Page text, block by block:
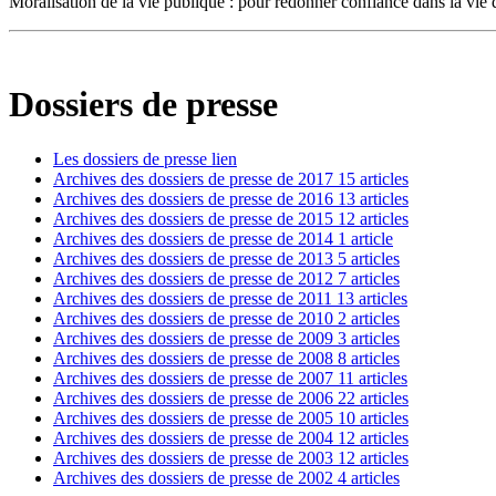
Dossiers de presse
Les dossiers de presse lien
Archives des dossiers de presse de 2017 15 articles
Archives des dossiers de presse de 2016 13 articles
Archives des dossiers de presse de 2015 12 articles
Archives des dossiers de presse de 2014 1 article
Archives des dossiers de presse de 2013 5 articles
Archives des dossiers de presse de 2012 7 articles
Archives des dossiers de presse de 2011 13 articles
Archives des dossiers de presse de 2010 2 articles
Archives des dossiers de presse de 2009 3 articles
Archives des dossiers de presse de 2008 8 articles
Archives des dossiers de presse de 2007 11 articles
Archives des dossiers de presse de 2006 22 articles
Archives des dossiers de presse de 2005 10 articles
Archives des dossiers de presse de 2004 12 articles
Archives des dossiers de presse de 2003 12 articles
Archives des dossiers de presse de 2002 4 articles